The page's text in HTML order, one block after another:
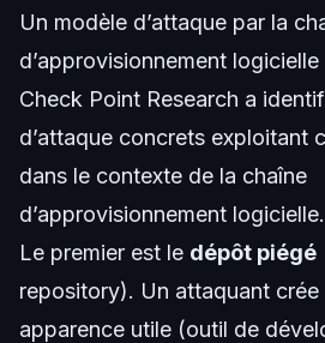
Un modèle d’attaque par la
d’approvisionnement logicielle
Check Point Research a
d’attaque concrets exploitant
dans le contexte de la chaîne
d’approvisionnement logicielle.
Le premier est le dépôt piégé
repository). Un attaquant crée
apparence utile (outil de